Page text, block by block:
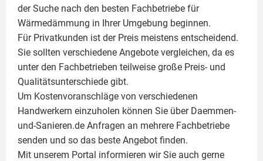
der Suche nach den besten Fachbetriebe für
Wärmedämmung in Ihrer Umgebung beginnen.
Für Privatkunden ist der Preis meistens entscheidend.
Sie sollten verschiedene Angebote vergleichen, da es
unter den Fachbetrieben teilweise große Preis- und
Qualitätsunterschiede gibt.
Um Kostenvoranschläge von verschiedenen
Handwerkern einzuholen können Sie über Daemmen-
und-Sanieren.de Anfragen an mehrere Fachbetriebe
senden und so das beste Angebot finden.
Mit unserem Portal informieren wir Sie auch gerne